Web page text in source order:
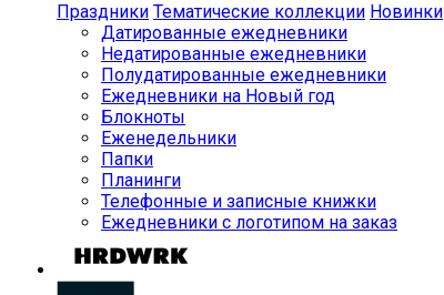
Праздники Тематические коллекции Новинки
Датированные ежедневники
Недатированные ежедневники
Полудатированные ежедневники
Ежедневники на Новый год
Блокноты
Еженедельники
Папки
Планинги
Телефонные и записные книжки
Ежедневники с логотипом на заказ